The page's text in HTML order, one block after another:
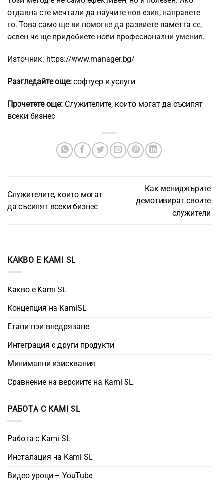
отдавна сте мечтали да научите нов език, направете
го. Това само ще ви помогне да развиете паметта се,
освен че ще придобиете нови професионални умения.
Източник: https://www.manager.bg/
Разгледайте още: софтуер и услуги
Прочетете още: Служителите, които могат да съсипят
всеки бизнес
Служителите, които могат
да съсипят всеки бизнес
Как мениджърите
демотивират своите
служители
КАКВО Е KAMI SL
Какво е Kami SL
Концепция на KamiSL
Етапи при внедряване
Интеграция с други продукти
Минимални изисквания
Сравнение на версиите на Kami SL
РАБОТА С KAMI SL
Работа с Kami SL
Инсталация на Kami SL
Видео уроци – YouTube